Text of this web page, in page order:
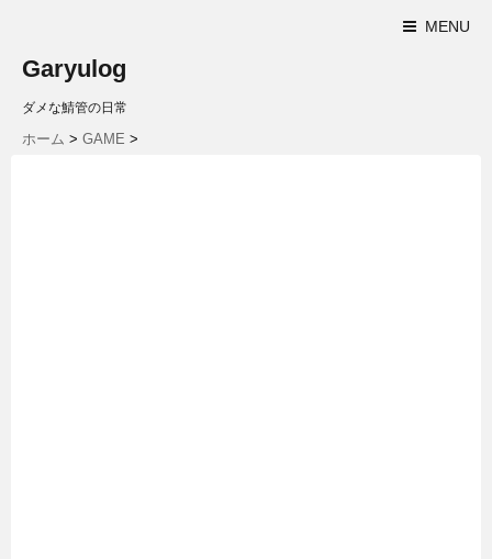
MENU
Garyulog
ダメな鯖管の日常
ホーム > GAME >